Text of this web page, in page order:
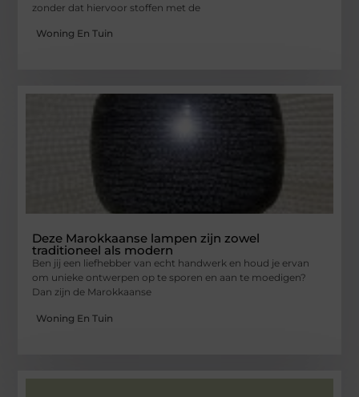
zonder dat hiervoor stoffen met de
Woning En Tuin
Deze Marokkaanse lampen zijn zowel
traditioneel als modern
Ben jij een liefhebber van echt handwerk en houd je ervan
om unieke ontwerpen op te sporen en aan te moedigen?
Dan zijn de Marokkaanse
Woning En Tuin